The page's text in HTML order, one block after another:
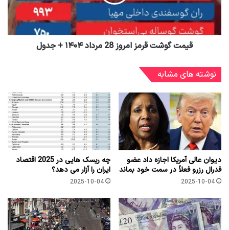
قیمت گوشت قرمز امروز 28 مرداد ۱۴۰۴ + جدول
نوشته های مشابه
دیوان عالی آمریکا اجازه داد عضو
فدرال رزرو فعلاً در سمت خود بماند
2025-10-04
چه ریسک هایی در 2025 اقتصاد
ایران را آزار می دهد؟
2025-10-04